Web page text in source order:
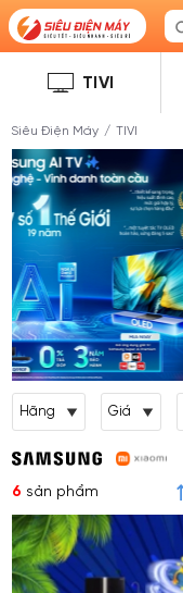
TIVI
Siêu Điện Máy / TIVI
Hãng Giá
6 sản phẩm